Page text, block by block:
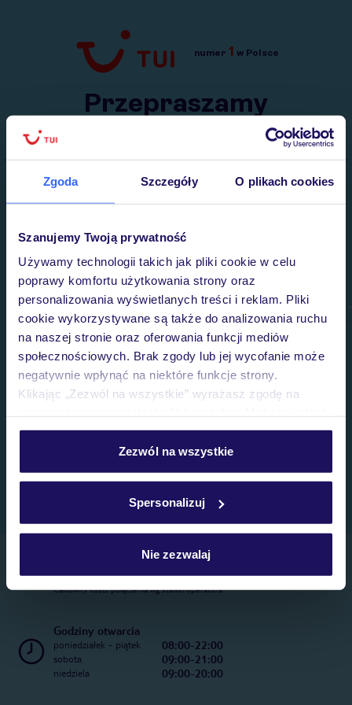
Zgoda Szczegóły O plikach cookies
Szanujemy Twoją prywatność
Używamy technologii takich jak pliki cookie w celu
poprawy komfortu użytkowania strony oraz
personalizowania wyświetlanych treści i reklam. Pliki
cookie wykorzystywane są także do analizowania ruchu
na naszej stronie oraz oferowania funkcji mediów
społecznościowych. Brak zgody lub jej wycofanie może
negatywnie wpłynąć na niektóre funkcje strony.
Klikając „Zezwól na wszystkie” wyrażasz zgodę na
personalizować swój wybór wchodząc w zakładkę
Szczegółowe informacje o plikach cookie znajdziesz
Zezwól na wszystkie
Spersonalizuj
Nie zezwalaj
Przejdź do TUI.pl
numer 1 w Polsce
Przepraszamy
Wysłaliśmy nasz serwis na krótkie wakacje.
Telefoniczne Centrum Rezerwacji
22 270 31 20
Całkowity koszt połączenia wg stawki operatora
Godziny otwarcia
poniedziałek - piątek 08:00-22:00
sobota 09:00-21:00
niedziela 09:00-20:00